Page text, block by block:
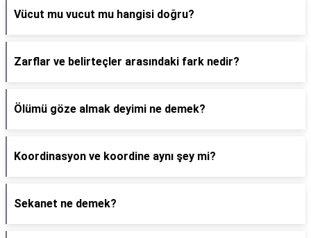
Vücut mu vucut mu hangisi doğru?
Zarflar ve belirteçler arasındaki fark nedir?
Ölümü göze almak deyimi ne demek?
Koordinasyon ve koordine aynı şey mi?
Sekanet ne demek?